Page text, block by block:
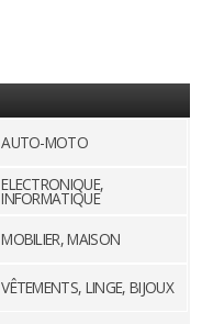
AUTO-MOTO
ELECTRONIQUE,
INFORMATIQUE
MOBILIER, MAISON
VÊTEMENTS, LINGE, BIJOUX